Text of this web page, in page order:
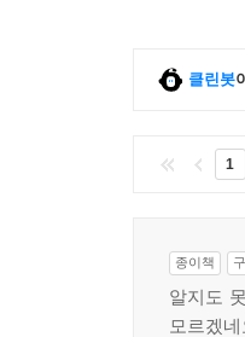
클린봇
1
종이책
알지도
모르겠